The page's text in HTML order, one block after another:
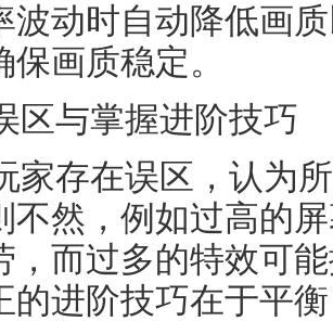
波动时自动降低画
画质稳定。
区与掌握进阶技巧
家存在误区，认为
不然，例如过高的
，而过多的特效可
的进阶技巧在于平